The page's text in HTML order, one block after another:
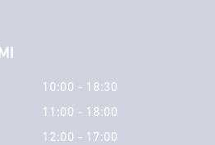
10:00 - 18:30
11:00 - 18:00
12:00 - 17:00